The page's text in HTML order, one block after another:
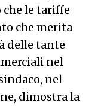
le tariffe
che merita
delle tante
nel
nel
dimostra la